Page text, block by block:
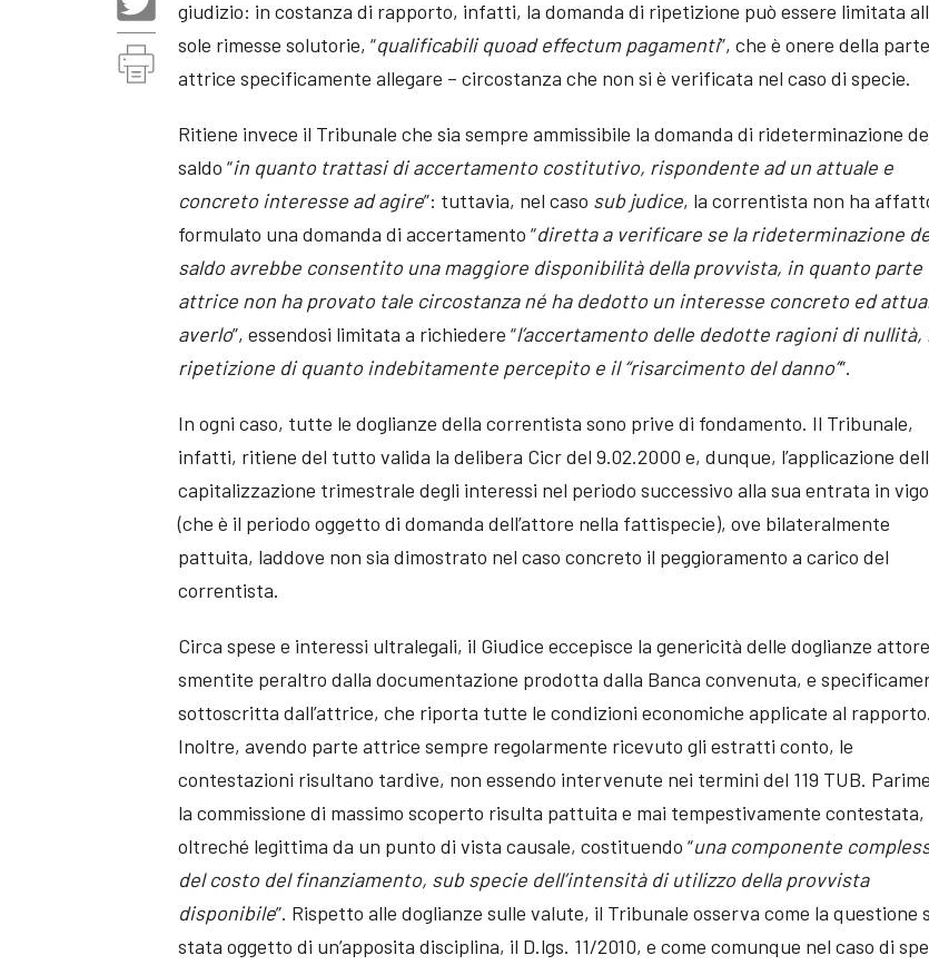
giudizio: in costanza di rapporto, infatti, la domanda di ripetizione può essere limitata
sole rimesse solutorie, “qualificabili quoad effectum pagamenti”, che è onere della parte
attrice specificamente allegare – circostanza che non si è verificata nel caso di specie.
Ritiene invece il Tribunale che sia sempre ammissibile la domanda di rideterminazione
saldo “in quanto trattasi di accertamento costitutivo, rispondente ad un attuale e
concreto interesse ad agire”: tuttavia, nel caso sub judice, la correntista non ha
formulato una domanda di accertamento “diretta a verificare se la rideterminazione
saldo avrebbe consentito una maggiore disponibilità della provvista, in quanto parte
attrice non ha provato tale circostanza né ha dedotto un interesse concreto ed
averlo”, essendosi limitata a richiedere “l’accertamento delle dedotte ragioni di nullità,
ripetizione di quanto indebitamente percepito e il “risarcimento del danno””.
In ogni caso, tutte le doglianze della correntista sono prive di fondamento. Il Tribunale,
infatti, ritiene del tutto valida la delibera Cicr del 9.02.2000 e, dunque, l’applicazione
capitalizzazione trimestrale degli interessi nel periodo successivo alla sua entrata in
(che è il periodo oggetto di domanda dell’attore nella fattispecie), ove bilateralmente
pattuita, laddove non sia dimostrato nel caso concreto il peggioramento a carico del
correntista.
Circa spese e interessi ultralegali, il Giudice eccepisce la genericità delle doglianze
smentite peraltro dalla documentazione prodotta dalla Banca convenuta, e
sottoscritta dall’attrice, che riporta tutte le condizioni economiche applicate al rapporto.
Inoltre, avendo parte attrice sempre regolarmente ricevuto gli estratti conto, le
contestazioni risultano tardive, non essendo intervenute nei termini del 119 TUB.
la commissione di massimo scoperto risulta pattuita e mai tempestivamente contestata,
oltreché legittima da un punto di vista causale, costituendo “una componente
del costo del finanziamento, sub specie dell’intensità di utilizzo della provvista
disponibile”. Rispetto alle doglianze sulle valute, il Tribunale osserva come la questione
stata oggetto di un’apposita disciplina, il D.lgs. 11/2010, e come comunque nel caso di